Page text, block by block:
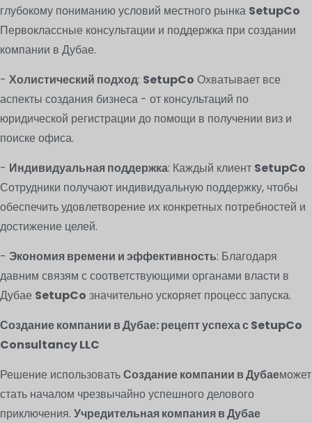
глубокому пониманию условий местного рынка SetupCo
Первоклассные консультации и поддержка при создании
компании в Дубае.
- Холистический подход: SetupCo Охватывает все
аспекты создания бизнеса - от консультаций по
юридической регистрации до помощи в получении виз и
поиске офиса.
- Индивидуальная поддержка: Каждый клиент SetupCo
Сотрудники получают индивидуальную поддержку, чтобы
обеспечить удовлетворение их конкретных потребностей и
достижение целей.
- Экономия времени и эффективность: Благодаря
давним связям с соответствующими органами власти в
Дубае SetupCo значительно ускоряет процесс запуска.
Создание компании в Дубае: рецепт успеха с SetupCo
Consultancy LLC
Решение использоватьСоздание компании в Дубаеможет
стать началом чрезвычайно успешного делового
приключения. Учредительная компания в Дубае